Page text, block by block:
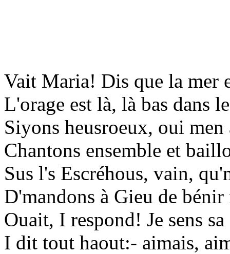
Vait Maria! Dis que la mer
L'orage est là, là bas dans
Siyons heusroeux, oui
Chantons ensemble et
Sus l's Escréhous, vain,
D'mandons à Gieu de
Ouait, I respond! Je sens
I dit tout haout:- aimais,